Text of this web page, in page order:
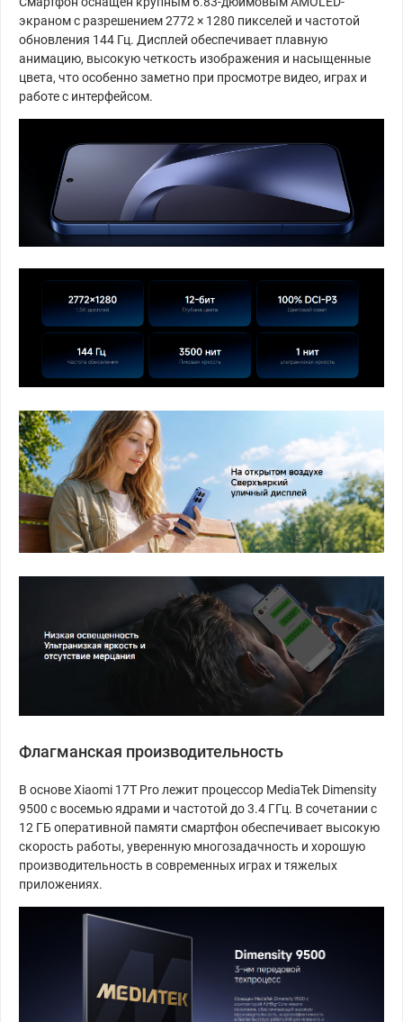
экраном с разрешением 2772 × 1280 пикселей и частотой
обновления 144 Гц. Дисплей обеспечивает плавную
анимацию, высокую четкость изображения и насыщенные
цвета, что особенно заметно при просмотре видео, играх и
работе с интерфейсом.
Флагманская производительность
В основе Xiaomi 17T Pro лежит процессор MediaTek Dimensity
9500 с восемью ядрами и частотой до 3.4 ГГц. В сочетании с
12 ГБ оперативной памяти смартфон обеспечивает высокую
скорость работы, уверенную многозадачность и хорошую
производительность в современных играх и тяжелых
приложениях.